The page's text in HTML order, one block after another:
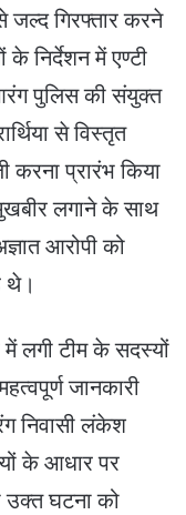
जल्द गिरफ्तार करने
के निर्देशन में एण्टी
पुलिस की संयुक्त
से विस्तृत
करना प्रारंभ किया
लगाने के साथ
आरोपी को
थे।
में लगी टीम के सदस्यों
जानकारी
निवासी लंकेश
के आधार पर
उक्त घटना को